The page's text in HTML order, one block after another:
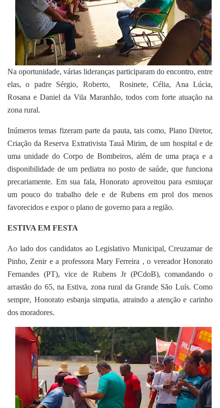
Na oportunidade, várias lideranças participaram do encontro, entre
elas, o padre Sérgio, Roberto, Rosinete, Célia, Ana Lúcia,
Rosana e Daniel da Vila Maranhão, todos com forte atuação na
zona rural.
Inúmeros temas fizeram parte da pauta, tais como, Plano Diretor,
Criação da Reserva Extrativista Tauá Mirim, de um hospital e de
uma unidade do Corpo de Bombeiros, além de uma praça e a
disponibilidade de um pediatra no posto de saúde, que funciona
precariamente. Em sua fala, Honorato aproveitou para esmiuçar
um pouco do trabalho dele e de Rubens em prol dos menos
favorecidos e expor o plano de governo para a região.
ESTIVA EM FESTA
Ao lado dos candidatos ao Legislativo Municipal, Creuzamar de
Pinho, Zenir e a professora Mary Ferreira , o vereador Honorato
Fernandes (PT), vice de Rubens Jr (PCdoB), comandando o
arrastão do 65, na Estiva, zona rural da Grande São Luís. Como
sempre, Honorato esbanja simpatia, atraindo a atenção e carinho
dos moradores.